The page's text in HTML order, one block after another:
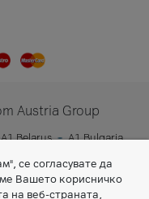
Austria Group
A1 Belarus
A1 Bulgaria
се согласувате да
Вашето корисничко
на веб-страната,